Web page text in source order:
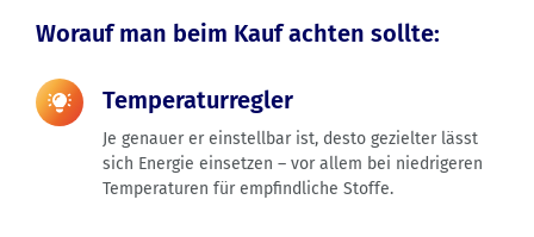
Worauf man beim Kauf achten sollte:
Temperaturregler
Je genauer er einstellbar ist, desto gezielter lässt
sich Energie einsetzen – vor allem bei niedrigeren
Temperaturen für empfindliche Stoffe.